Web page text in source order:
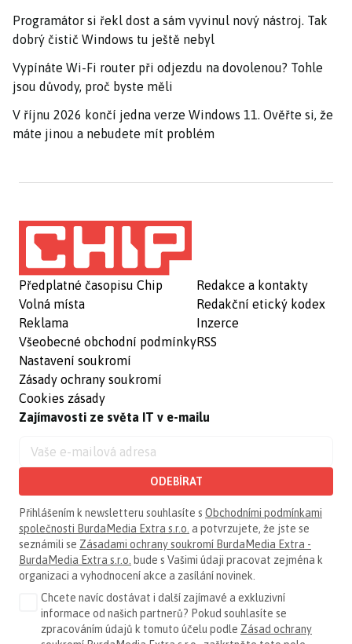
Programátor si řekl dost a sám vyvinul nový nástroj. Tak
dobrý čistič Windows tu ještě nebyl
Vypínáte Wi-Fi router při odjezdu na dovolenou? Tohle
jsou důvody, proč byste měli
V říjnu 2026 končí jedna verze Windows 11. Ověřte si, že
máte jinou a nebudete mít problém
Předplatné časopisu Chip
Volná místa
Reklama
Všeobecné obchodní podmínky
Nastavení soukromí
Zásady ochrany soukromí
Cookies zásady
Redakce a kontakty
Redakční etický kodex
Inzerce
RSS
Zajímavosti ze světa IT v e-mailu
ODEBÍRAT
Přihlášením k newsletteru souhlasíte s Obchodními podmínkami
společnosti BurdaMedia Extra s.r.o. a potvrzujete, že jste se
seznámili se Zásadami ochrany soukromí BurdaMedia Extra -
BurdaMedia Extra s.r.o. bude s Vašimi údaji pracovat zejména k
organizaci a vyhodnocení akce a zasílání novinek.
Chcete navíc dostávat i další zajímavé a exkluzivní
informace od našich partnerů? Pokud souhlasíte se
zpracováním údajů k tomuto účelu podle Zásad ochrany